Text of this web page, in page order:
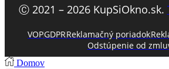
Ⓒ 2021 – 2026 KupSiOkno.sk.
VOPGDPRReklamačný poriadok
Odstúpenie od
Domov